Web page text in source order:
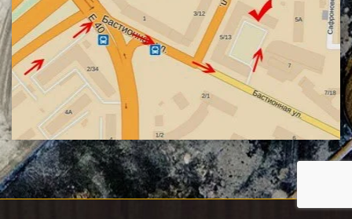
Напишіть нам